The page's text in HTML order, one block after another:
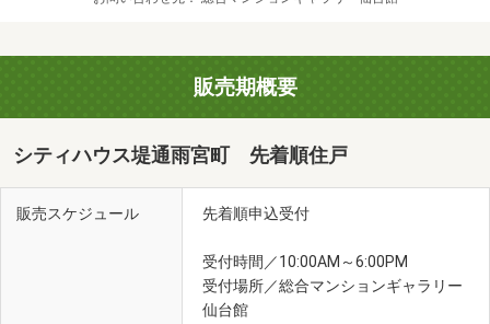
販売期概要
シティハウス堤通雨宮町 先着順住戸
販売スケジュール 先着順申込受付
受付時間／10:00AM～6:00PM
受付場所／総合マンションギャラリー
仙台館